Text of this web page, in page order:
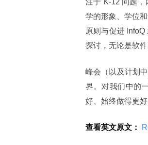
注于 K-12 问题
学的形象、学位
原则与促进
探讨，无论是软
峰会（以及计划
界。对我们中的
好、始终做得更好
查看英文原文：